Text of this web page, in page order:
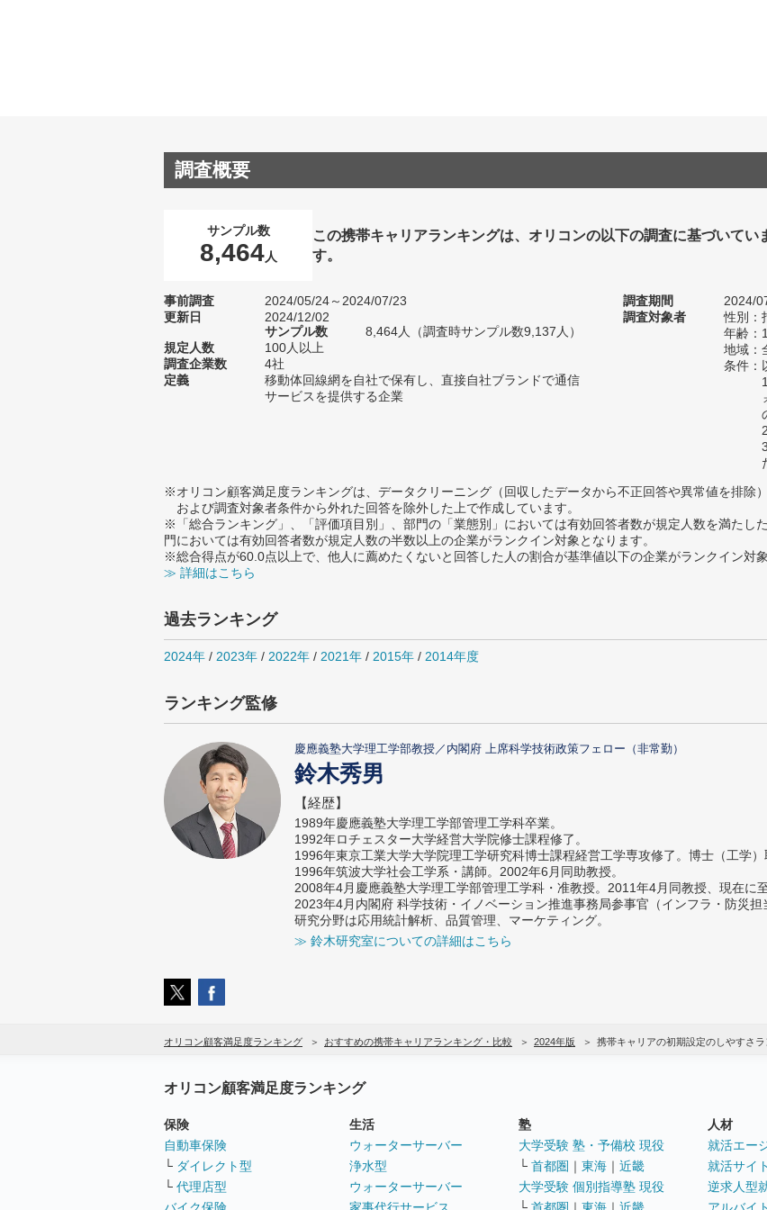
調査概要
サンプル数
8,464人
この携帯キャリアランキングは、オリコンの以下の調査に基づいてい
す。
事前調査
2024/05/24～2024/07/23
更新日
2024/12/02
サンプル数
8,464人（調査時サンプル数9,137人）
規定人数
100人以上
調査企業数
4社
定義
移動体回線網を自社で保有し、直接自社ブランドで通信
サービスを提供する企業
調査期間
2024/
調査対象者
性別：
年齢：
地域：
条件：
※オリコン顧客満足度ランキングは、データクリーニング（回収したデータから不正回答や異常値を排除）
および調査対象者条件から外れた回答を除外した上で作成しています。
※「総合ランキング」、「評価項目別」、部門の「業態別」においては有効回答者数が規定人数を満たし
門においては有効回答者数が規定人数の半数以上の企業がランクイン対象となります。
※総合得点が60.0点以上で、他人に薦めたくないと回答した人の割合が基準値以下の企業がランクイン対象
≫ 詳細はこちら
過去ランキング
2024年 / 2023年 / 2022年 / 2021年 / 2015年 / 2014年度
ランキング監修
慶應義塾大学理工学部教授／内閣府 上席科学技術政策フェロー（非常勤）
鈴木秀男
【経歴】
1989年慶應義塾大学理工学部管理工学科卒業。
1992年ロチェスター大学経営大学院修士課程修了。
1996年東京工業大学大学院理工学研究科博士課程経営工学専攻修了。博士（工学）
1996年筑波大学社会工学系・講師。2002年6月同助教授。
2008年4月慶應義塾大学理工学部管理工学科・准教授。2011年4月同教授、現在に至
2023年4月内閣府 科学技術・イノベーション推進事務局参事官（インフラ・防災担
研究分野は応用統計解析、品質管理、マーケティング。
≫ 鈴木研究室についての詳細はこちら
オリコン顧客満足度ランキング おすすめの携帯キャリアランキング・比較 2024年版 携帯キャリアの初期設定のしやすさ
オリコン顧客満足度ランキング
保険
自動車保険
└ ダイレクト型
└ 代理店型
生活
ウォーターサーバー
浄水型
ウォーターサーバー
塾
大学受験 塾・予備校 現役
└ 首都圏 ｜ 東海 ｜ 近畿
大学受験 個別指導塾 現役
人材
就活エー
就活サイト
逆求人型